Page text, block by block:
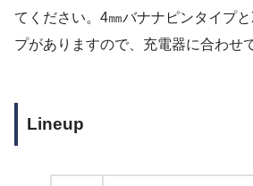
てください。4㎜バナナピンタイプ
プがありますので、充電器に合わせ
Lineup